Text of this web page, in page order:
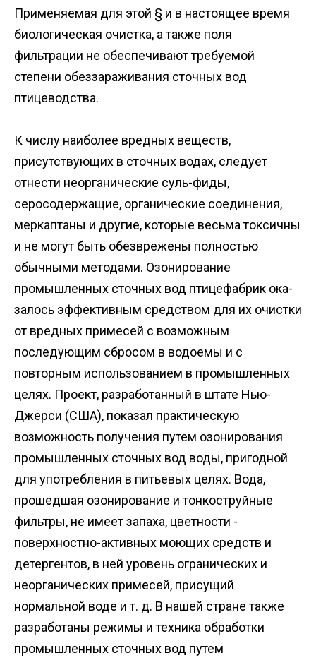
Применяемая для этой § и в настоящее время
биологическая очистка, а также поля
фильтрации не обеспечивают требуемой
степени обеззараживания сточных вод
птицеводства.
К числу наиболее вредных веществ,
присутствующих в сточных водах, следует
отнести неорганические суль-фиды,
серосодержащие, органические соединения,
меркаптаны и другие, которые весьма токсичны
и не могут быть обезврежены полностью
обычными методами. Озонирование
промышленных сточных вод птицефабрик ока-
залось эффективным средством для их очистки
от вредных примесей с возможным
последующим сбросом в водоемы и с
повторным использованием в промышленных
целях. Проект, разработанный в штате Нью-
Джерси (США), показал практическую
возможность получения путем озонирования
промышленных сточных вод воды, пригодной
для употребления в питьевых целях. Вода,
прошедшая озонирование и тонкоструйные
фильтры, не имеет запаха, цветности -
поверхностно-активных моющих средств и
детергентов, в ней уровень огранических и
неорганических примесей, присущий
нормальной воде и т. д. В нашей стране также
разработаны режимы и техника обработки
промышленных сточных вод путем